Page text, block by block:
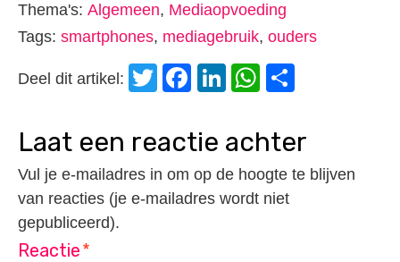
Thema's: Algemeen, Mediaopvoeding
Tags: smartphones, mediagebruik, ouders
Deel dit artikel: Twitter
Facebook
LinkedIn
WhatsApp
laat een reactie achter
Vul je e-mailadres in om op de hoogte te blijven
van reacties (je e-mailadres wordt niet
gepubliceerd).
Reactie*